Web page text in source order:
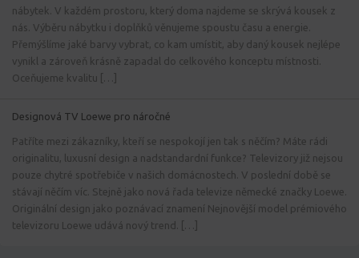
nábytek. V každém prostoru, který doma najdeme se skrývá kousek z
nás. Výběru nábytku i doplňků věnujeme spoustu času a energie.
Přemýšlíme jaké barvy vybrat, co kam umístit, aby daný kousek nejlépe
vynikl a zároveň krásně zapadal do celkového konceptu místnosti.
Oceňujeme kvalitu […]
Designová TV Loewe pro náročné
Patříte mezi zákazníky, kteří se nespokojí jen tak s něčím? Máte rádi
originalitu, luxusní design a nadstandardní funkce? Televizory již nejsou
pouze chytré spotřebiče v našich domácnostech. V poslední době se
stávají něčím víc. Stejně jako nová řada televize německé značky Loewe.
Originální design jako poznávací znamení Nejnovější model prémiového
televizoru Loewe udává nový trend. […]